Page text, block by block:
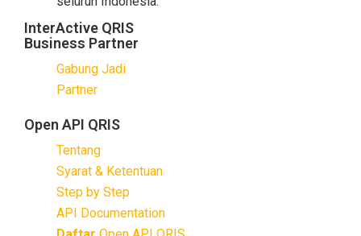
InterActive QRIS
Business Partner
Gabung Jadi
Partner
Open API QRIS
Tentang
Syarat & Ketentuan
Step by Step
API Documentation